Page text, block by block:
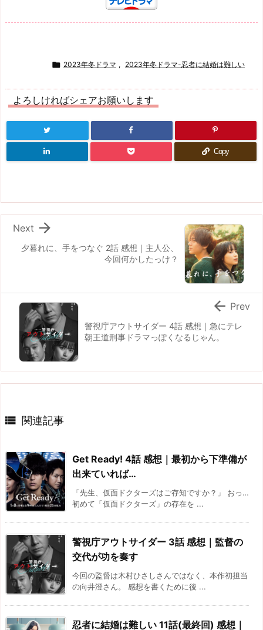
 2023年冬ドラマ , 2023年冬ドラマ-忍者に結婚は難しい
よろしければシェアお願いします
Copy
夕暮れに、手をつなぐ 2話 感想｜主人公、
今回何かしたっけ？

Next
警視庁アウトサイダー 4話 感想｜急にテレ
朝王道刑事ドラマっぽくなるじゃん。
 Prev
 関連記事
Get Ready! 4話 感想｜最初から下準備が
出来ていれば…
「先生、仮面ドクターズはご存知ですか？」 おっ…
初めて「仮面ドクターズ」の存在を ...
警視庁アウトサイダー 3話 感想｜監督の
交代が功を奏す
今回の監督は木村ひさしさんではなく、本作初担当
の向井澄さん。 感想を書くために後 ...
忍者に結婚は難しい 11話(最終回) 感想｜